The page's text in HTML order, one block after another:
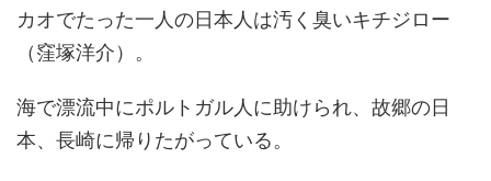
カオでたった一人の日本人は汚く臭いキチジロー
（窪塚洋介）。
海で漂流中にポルトガル人に助けられ、故郷の日
本、長崎に帰りたがっている。